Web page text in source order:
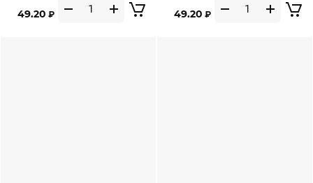
49.20 ₽ 49.20 ₽